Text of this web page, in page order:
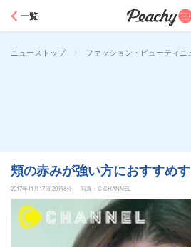
一覧
ニューストップ > ファッション・ビューティニ
頬の赤みが強い方におすすめ
2017年11月17日 20時6分 写真：C CHANNEL